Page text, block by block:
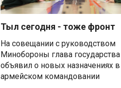
Минск возглавил
городов у российских
Минобороны РФ: при
освобождении Анискино
понесли большие потери,
военных сдалась в плен
Тыл сегодня - тоже фронт
На совещании с руководством
Минобороны глава государства
объявил о новых назначениях в
армейском командовании